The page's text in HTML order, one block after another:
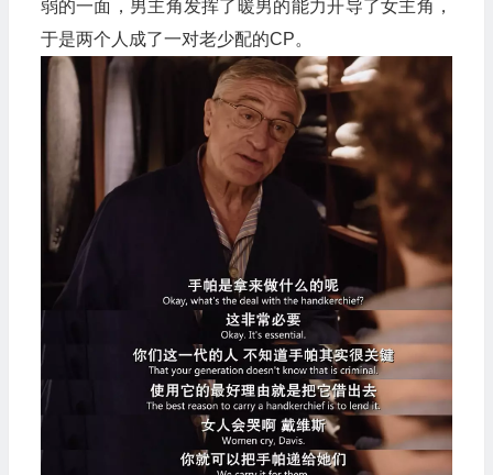
弱的一面，男主角发挥了暖男的能力开导了女主角，
于是两个人成了一对老少配的CP。